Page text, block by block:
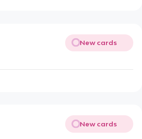
New cards
New cards